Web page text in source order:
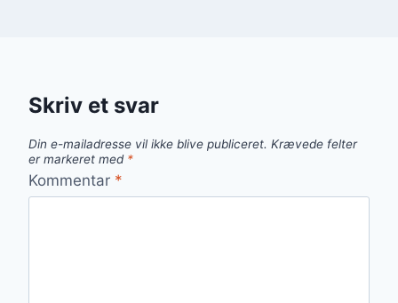
Skriv et svar
Din e-mailadresse vil ikke blive publiceret. Krævede felter
er markeret med *
Kommentar *